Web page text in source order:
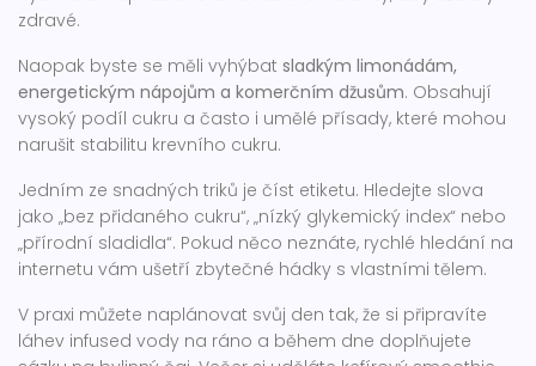
zdravé.
Naopak byste se měli vyhýbat sladkým limonádám,
energetickým nápojům a komerčním džusům. Obsahují
vysoký podíl cukru a často i umělé přísady, které mohou
narušit stabilitu krevního cukru.
Jedním ze snadných triků je číst etiketu. Hledejte slova
jako „bez přidaného cukru“, „nízký glykemický index“ nebo
„přírodní sladidla“. Pokud něco neznáte, rychlé hledání na
internetu vám ušetří zbytečné hádky s vlastními tělem.
V praxi můžete naplánovat svůj den tak, že si připravíte
láhev infused vody na ráno a během dne doplňujete